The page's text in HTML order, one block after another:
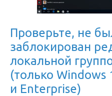
Проверьте, не
заблокирован
локальной
(только Windows
и Enterprise)